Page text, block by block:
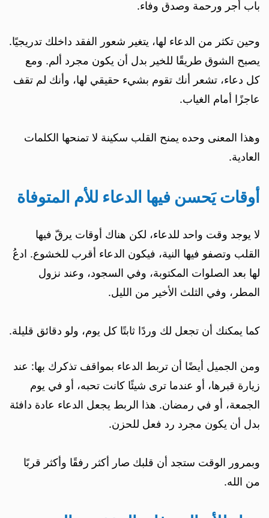
باب أجر ورحمة وصدق وفاء.
وحين تكثر من الدعاء لها، يتغير شعور الفقد داخلك تدريجيًا.
يصبح الشوق طريقًا للخير بدل أن يكون مجرد ألم. ومع
كل دعاء، تشعر أنك تقوم بشيء حقيقي لها، وأنك لم تقف
عاجزًا أمام الغياب.
وهذا المعنى وحده يمنح القلب سكينة لا تمنحها الكلمات
العادية.
أوقات يَحسن فيها الدعاء للأم المتوفاة
لا يوجد وقت واحد للدعاء، لكن هناك أوقات يرقّ فيها
القلب وتصفو فيها النية، فيكون الدعاء أقرب للخشوع. ادعُ
لها بعد الصلوات المكتوبة، وفي السجود، وعند نزول
المطر، وفي الثلث الأخير من الليل.
كما يمكنك أن تجعل لك وردًا ثابتًا كل يوم، ولو دقائق قليلة.
ومن الجميل أيضًا أن تربط الدعاء بمواقف تذكرك بها: عند
زيارة قبرها، أو عندما ترى شيئًا كانت تحبه، أو في يوم
الجمعة، أو في رمضان. هذا الربط يجعل الدعاء عادة دافئة
بدل أن يكون مجرد رد فعل للحزن.
وبمرور الوقت ستجد أن قلبك صار أكثر رفقًا وأكثر قربًا
من الله.